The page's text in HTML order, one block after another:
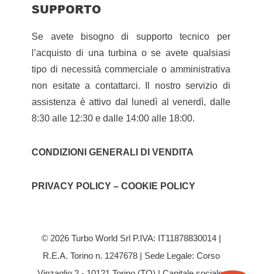
SUPPORTO
Se avete bisogno di supporto tecnico per
l’acquisto di una turbina o se avete qualsiasi
tipo di necessità commerciale o amministrativa
non esitate a contattarci. Il nostro servizio di
assistenza è attivo dal lunedì al venerdì, dalle
8:30 alle 12:30 e dalle 14:00 alle 18:00.
CONDIZIONI GENERALI DI VENDITA
PRIVACY POLICY – COOKIE POLICY
© 2026 Turbo World Srl P.IVA: IT11878830014 |
R.E.A. Torino n. 1247678 | Sede Legale: Corso